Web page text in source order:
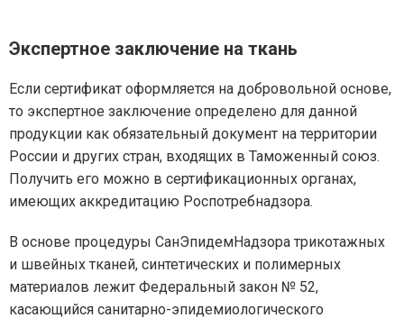
Экспертное заключение на ткань
Если сертификат оформляется на добровольной основе,
то экспертное заключение определено для данной
продукции как обязательный документ на территории
России и других стран, входящих в Таможенный союз.
Получить его можно в сертификационных органах,
имеющих аккредитацию Роспотребнадзора.
В основе процедуры СанЭпидемНадзора трикотажных
и швейных тканей, синтетических и полимерных
материалов лежит Федеральный закон № 52,
касающийся санитарно-эпидемиологического